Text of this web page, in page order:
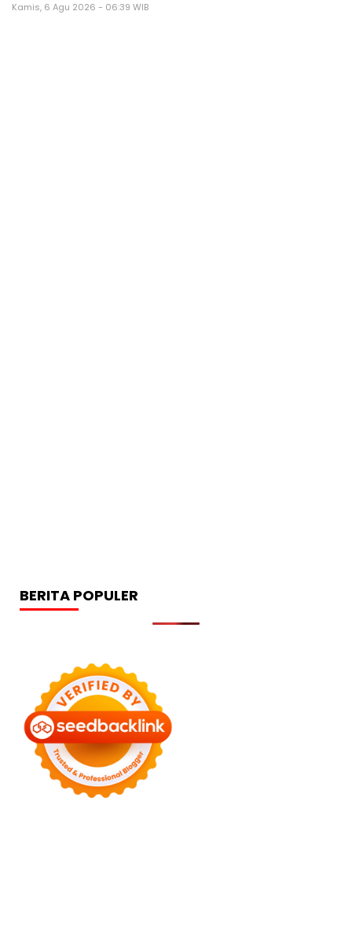
Kamis, 6 Agu 2026 - 06:39 WIB
BERITA POPULER